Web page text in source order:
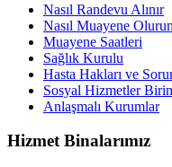
Nasıl Randevu Alınır
Nasıl Muayene
Muayene Saatleri
Sağlık Kurulu
Hasta Hakları ve
Sosyal Hizmetler
Anlaşmalı Kurumlar
Hizmet Binalarımız